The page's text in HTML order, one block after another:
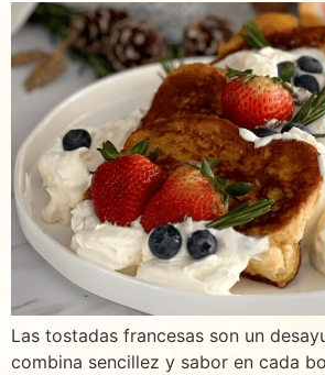
Las tostadas francesas son un
combina sencillez y sabor en cada